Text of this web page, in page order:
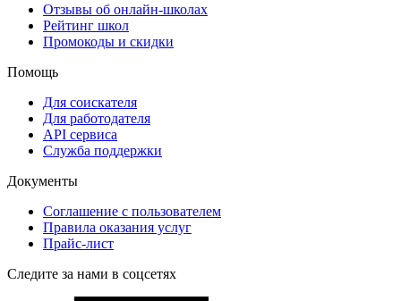
Отзывы об онлайн-школах
Рейтинг школ
Промокоды и скидки
Помощь
Для соискателя
Для работодателя
API сервиса
Служба поддержки
Документы
Соглашение с пользователем
Правила оказания услуг
Прайс-лист
Следите за нами в соцсетях